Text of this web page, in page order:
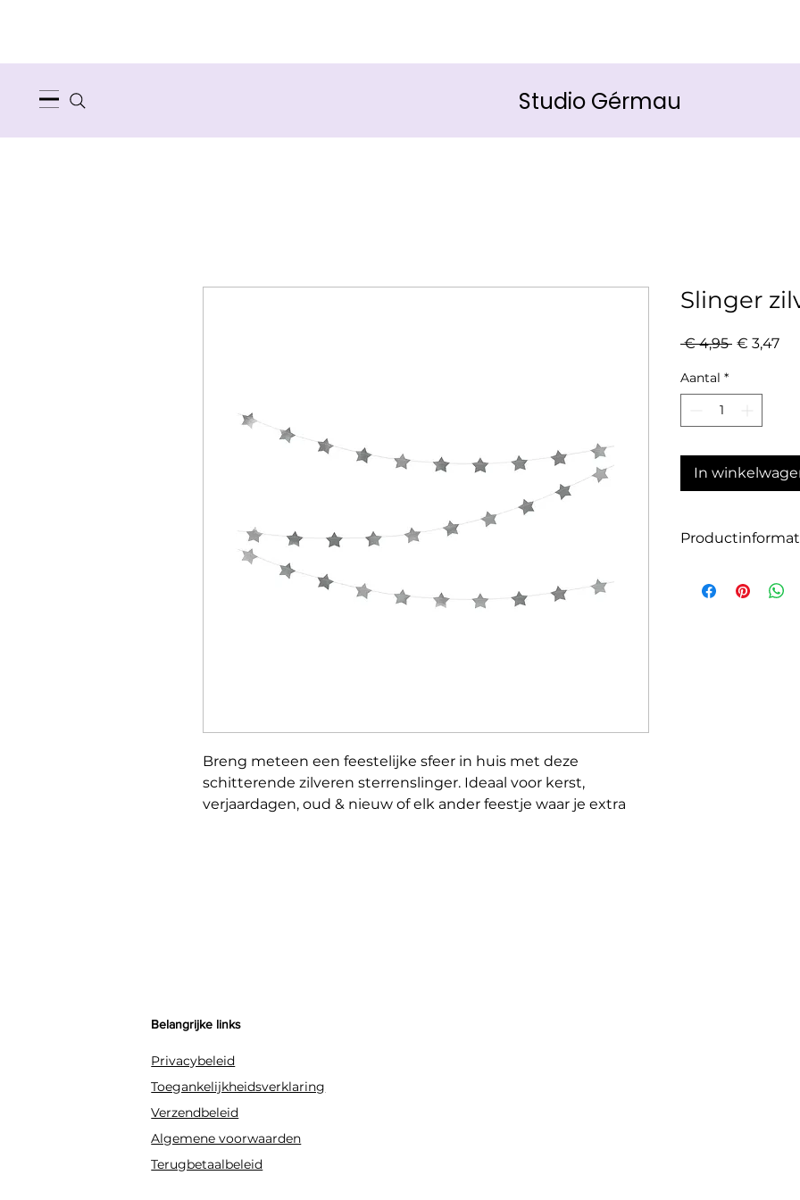
Studio Gérmau
Breng meteen een feestelijke sfeer in huis met deze
schitterende zilveren sterrenslinger. Ideaal voor kerst,
verjaardagen, oud & nieuw of elk ander feestje waar je extra
Slinger
€ 4,95 Normale
€ 3,47
Aantal *
In
Kleur: zilver
Belangrijke links
Privacybeleid
Toegankelijkheidsverklaring
Verzendbeleid
Algemene voorwaarden
Terugbetaalbeleid